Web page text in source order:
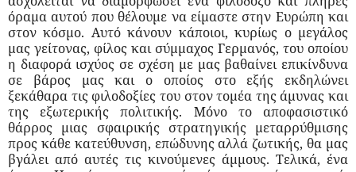
όραμα αυτού που θέλουμε να είμαστε στην Ευρώπη και
στον κόσμο. Αυτό κάνουν κάποιοι, κυρίως ο μεγάλος
μας γείτονας, φίλος και σύμμαχος Γερμανός, του οποίου
η διαφορά ισχύος σε σχέση με μας βαθαίνει επικίνδυνα
σε βάρος μας και ο οποίος στο εξής εκδηλώνει
ξεκάθαρα τις φιλοδοξίες του στον τομέα της άμυνας και
της εξωτερικής πολιτικής. Μόνο το αποφασιστικό
θάρρος μιας σφαιρικής στρατηγικής μεταρρύθμισης
προς κάθε κατεύθυνση, επώδυνης αλλά ζωτικής, θα μας
βγάλει από αυτές τις κινούμενες άμμους. Τελικά, ένα